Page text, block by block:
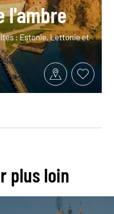
l'ambre
: Estonie, Lettonie et
plus loin